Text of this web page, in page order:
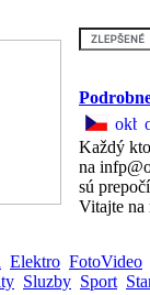
Každý
na
sú
Vitajte na
Elektro FotoVideo
Sluzby Sport